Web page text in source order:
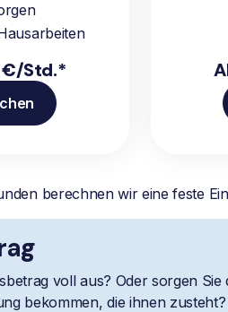
€/Std.*
berechnen wir eine feste
voll aus? Oder sorgen Sie
bekommen, die ihnen